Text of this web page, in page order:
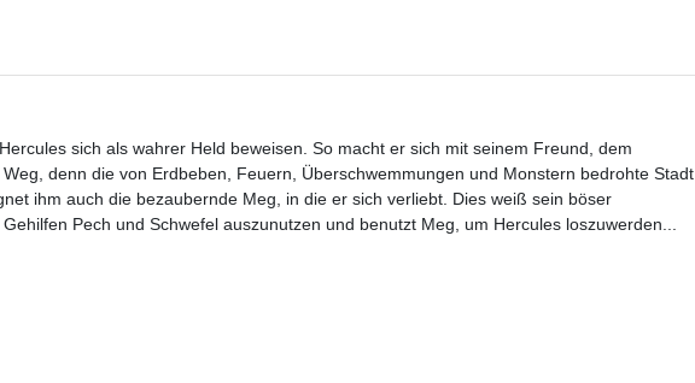
sich als wahrer Held beweisen. So macht er sich mit seinem Freund, dem
denn die von Erdbeben, Feuern, Überschwemmungen und Monstern bedrohte Stadt
ihm auch die bezaubernde Meg, in die er sich verliebt. Dies weiß sein böser
Pech und Schwefel auszunutzen und benutzt Meg, um Hercules loszuwerden...